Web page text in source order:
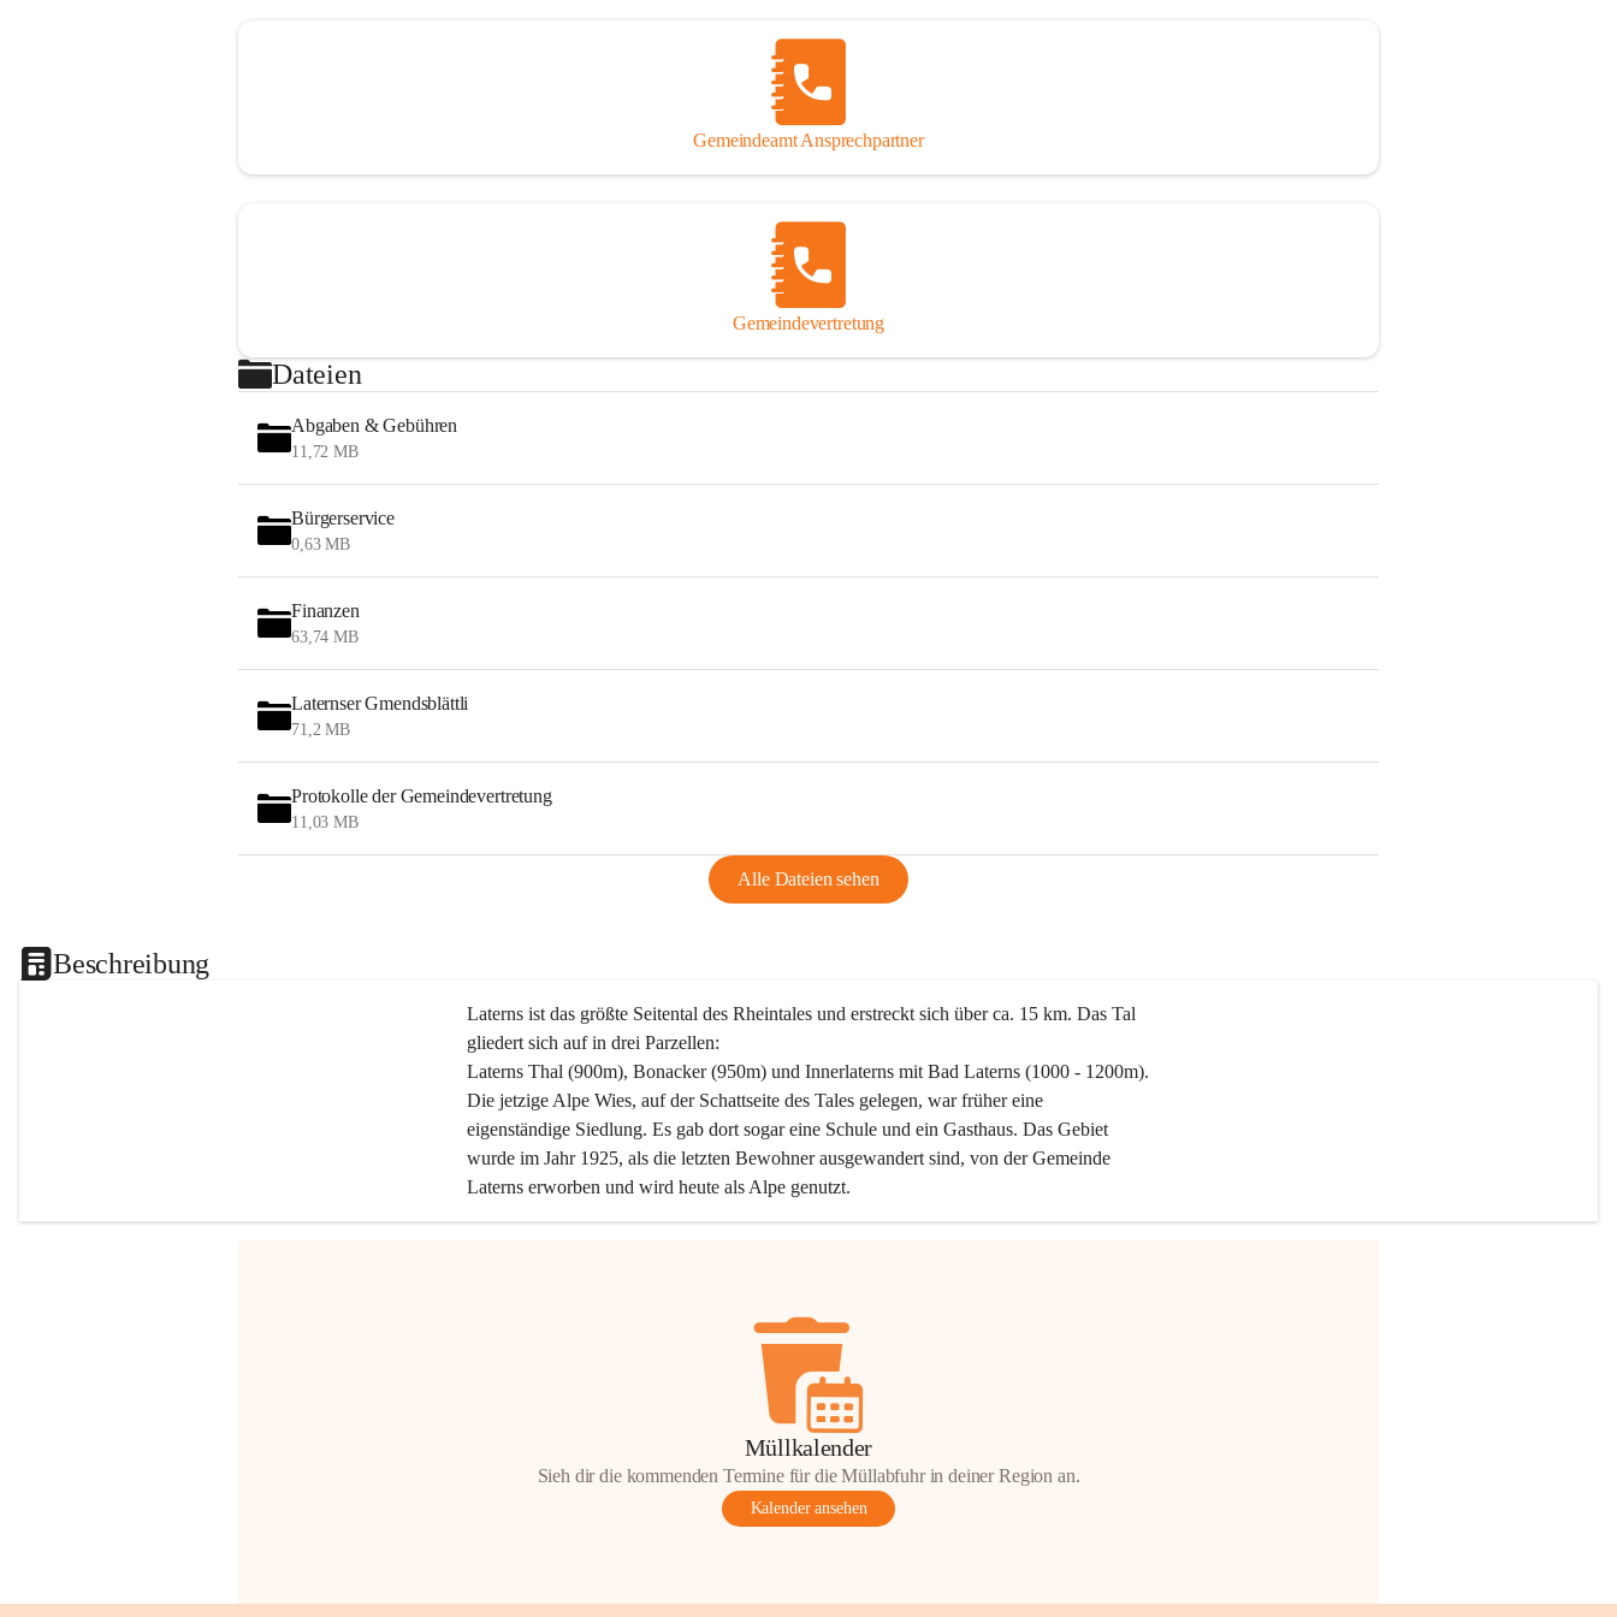
Gemeindeamt Ansprechpartner
Gemeindevertretung
Dateien
Abgaben & Gebühren
11,72 MB
Bürgerservice
0,63 MB
Finanzen
63,74 MB
Laternser Gmendsblättli
71,2 MB
Protokolle der Gemeindevertretung
11,03 MB
Alle Dateien sehen
Beschreibung
Laterns ist das größte Seitental des Rheintales und erstreckt sich über ca. 15 km. Das Tal
gliedert sich auf in drei Parzellen:
Laterns Thal (900m), Bonacker (950m) und Innerlaterns mit Bad Laterns (1000 - 1200m).
Die jetzige Alpe Wies, auf der Schattseite des Tales gelegen, war früher eine
eigenständige Siedlung. Es gab dort sogar eine Schule und ein Gasthaus. Das Gebiet
wurde im Jahr 1925, als die letzten Bewohner ausgewandert sind, von der Gemeinde
Laterns erworben und wird heute als Alpe genutzt.
Müllkalender
Sieh dir die kommenden Termine für die Müllabfuhr in deiner Region an.
Kalender ansehen